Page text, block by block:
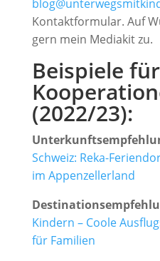
Kontaktformular. Auf
gern mein Mediakit zu.
Beispiele für
(2022/23):
Schweiz: Reka-
im Appenzellerland
Kindern – Coole
für Familien